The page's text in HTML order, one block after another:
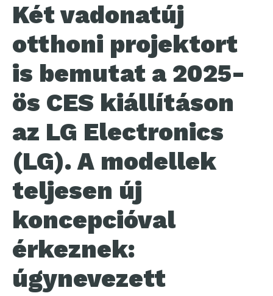
Két vadonatúj
otthoni projektort
is bemutat a 2025-
ös CES kiállításon
az LG Electronics
(LG). A modellek
teljesen új
koncepcióval
érkeznek:
úgynevezett